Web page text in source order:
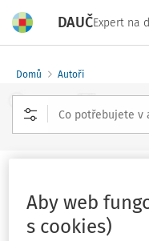
DAUČExpert na
Domů Autoři
doc.
Aby web
s cookies)